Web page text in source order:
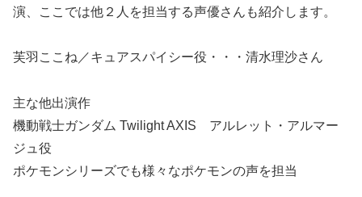
演、ここでは他２人を担当する声優さんも紹介します。
芙羽ここね／キュアスパイシー役・・・清水理沙さん
主な他出演作
機動戦士ガンダム Twilight AXIS アルレット・アルマー
ジュ役
ポケモンシリーズでも様々なポケモンの声を担当